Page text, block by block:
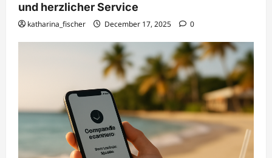
und herzlicher Service
katharina_fischer December 17, 2025 0